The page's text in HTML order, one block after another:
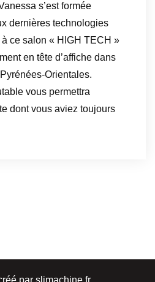
s’est formée
dernières technologies
à ce salon « HIGH TECH »
en tête d’affiche dans
Orientales.
vous permettra
dont vous aviez toujours